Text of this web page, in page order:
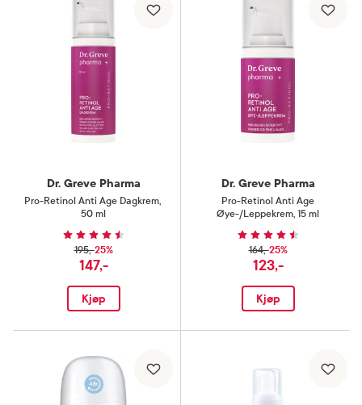
Dr. Greve Pharma
Pro-Retinol Anti Age Dagkrem,
50 ml
195,-25%
147,-
Kjøp
Dr. Greve Pharma
Pro-Retinol Anti Age
Øye-/Leppekrem, 15 ml
164,-25%
123,-
Kjøp